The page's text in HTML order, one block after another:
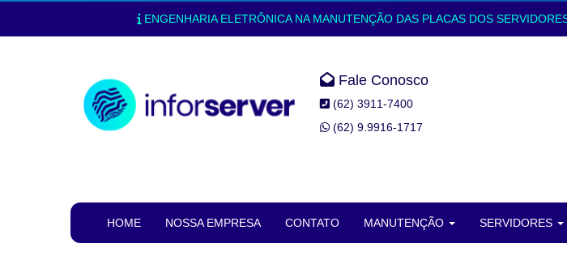
ENGENHARIA ELETRÔNICA NA MANUTENÇÃO DAS PLACAS DOS
Fale Conosco
(62) 3911-7400
(62) 9.9916-1717
HOME NOSSA EMPRESA CONTATO MANUTENÇÃO SERVIDORES